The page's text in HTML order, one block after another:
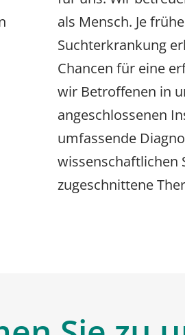
als Mensch. Je
Suchterkrankung
Chancen für eine
wir Betroffenen in
angeschlossenen
umfassende
wissenschaftlichen
zugeschnittene